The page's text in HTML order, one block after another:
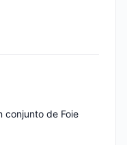
conjunto de Foie